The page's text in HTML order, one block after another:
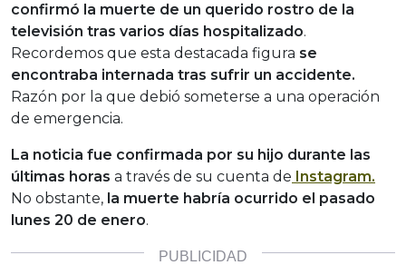
confirmó la muerte de un querido rostro de la
televisión tras varios días hospitalizado.
Recordemos que esta destacada figura se
encontraba internada tras sufrir un accidente.
Razón por la que debió someterse a una operación
de emergencia.
La noticia fue confirmada por su hijo durante las
últimas horas a través de su cuenta de Instagram.
No obstante, la muerte habría ocurrido el pasado
lunes 20 de enero.